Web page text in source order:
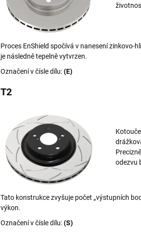
Proces EnShield spočívá v nanesení zinkovo-
je následně tepelně vytvrzen.
Označení v čísle dílu:(E)
T2
odezvu
Tato konstrukce zvyšuje počet „výstupních
výkon.
Označení v čísle dílu:(S)